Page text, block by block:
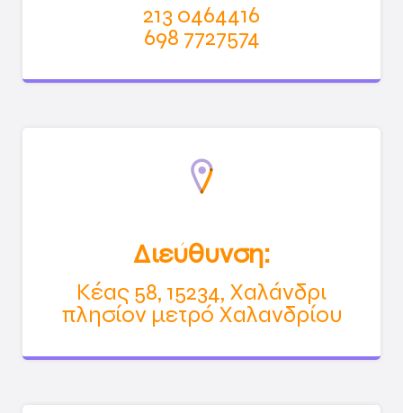
213 0464416
698 7727574
Διεύθυνση:
Κέας 58, 15234, Χαλάνδρι
πλησίον μετρό Χαλανδρίου